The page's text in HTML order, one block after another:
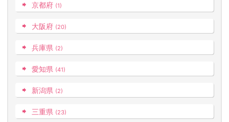
京都府 (1)
大阪府 (20)
兵庫県 (2)
愛知県 (41)
新潟県 (2)
三重県 (23)